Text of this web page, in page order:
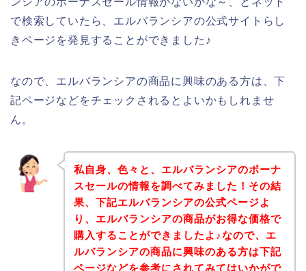
で検索していたら、エルバランシアの公式サイトらし
きページを発見することができました♪
なので、エルバランシアの商品に興味のある方は、下
記ページなどをチェックされるとよいかもしれませ
ん。
私自身、色々と、エルバランシアのボーナ
スセールの情報を調べてみました！その結
果、下記エルバランシアの公式ページよ
り、エルバランシアの商品がお得な価格で
購入することができましたよ♪なので、エ
ルバランシアの商品に興味のある方は下記
ページなどを参考にされてみてはいかがで